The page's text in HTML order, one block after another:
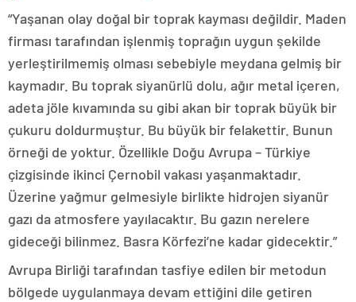
“Yaşanan olay doğal bir toprak kayması değildir. Maden
firması tarafından işlenmiş toprağın uygun şekilde
yerleştirilmemiş olması sebebiyle meydana gelmiş bir
kaymadır. Bu toprak siyanürlü dolu, ağır metal içeren,
adeta jöle kıvamında su gibi akan bir toprak büyük bir
çukuru doldurmuştur. Bu büyük bir felakettir. Bunun
örneği de yoktur. Özellikle Doğu Avrupa – Türkiye
çizgisinde ikinci Çernobil vakası yaşanmaktadır.
Üzerine yağmur gelmesiyle birlikte hidrojen siyanür
gazı da atmosfere yayılacaktır. Bu gazın nerelere
gideceği bilinmez. Basra Körfezi’ne kadar gidecektir.”
Avrupa Birliği tarafından tasfiye edilen bir metodun
bölgede uygulanmaya devam ettiğini dile getiren